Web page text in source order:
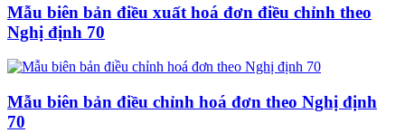
Mẫu biên bản điều xuất hoá đơn điều chỉnh theo
Nghị định 70
Mẫu biên bản điều chỉnh hoá đơn theo Nghị định
70